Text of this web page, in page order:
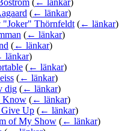
(← länkar)
"Joker" Thörnfeldt (← länkar)
(← länkar)
(← länkar)
länkar)
(← länkar)
(← länkar)
dig (← länkar)
Know (← länkar)
Up (← länkar)
of My Show (← länkar)